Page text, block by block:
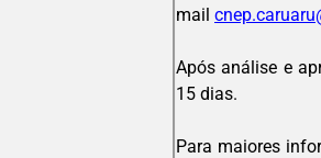
mail
Após análise e
15 dias.
Para maiores